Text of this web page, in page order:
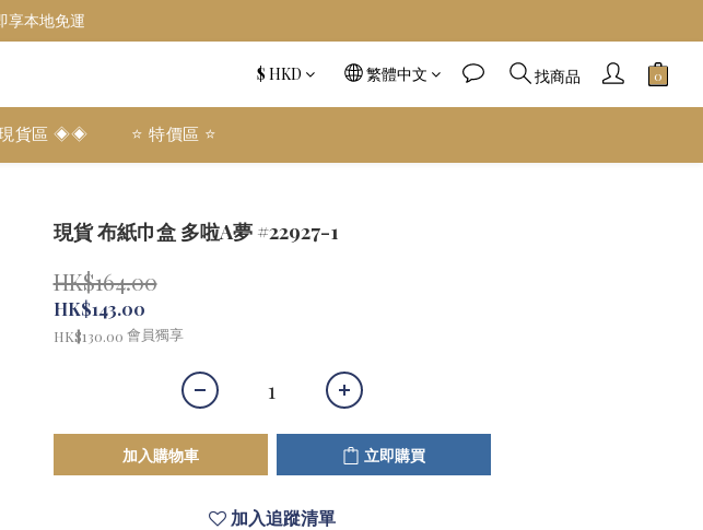
享本地免運
$ HKD 繁體中文 找商品
貨區 ◈◈ ⭐️ 特價區 ⭐️
現貨 布紙巾盒 多啦A夢 #22927-1
HK$164.00
HK$143.00
HK$130.00 會員獨享
加入購物車 立即購買
加入追蹤清單